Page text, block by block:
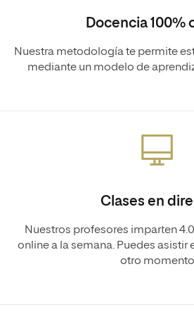
Docencia 100%
Nuestra metodología te permite
mediante un modelo de
Clases en
Nuestros profesores imparten
online a la semana. Puedes asistir
otro momento